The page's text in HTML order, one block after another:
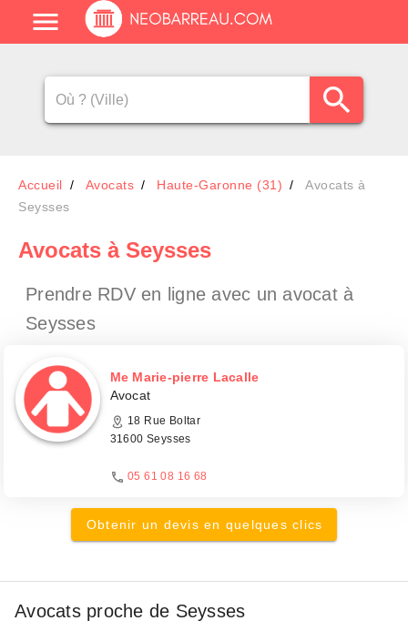
Accueil Avocats Haute-Garonne (31)
Avocats à
Seysses
Avocats à Seysses
Prendre RDV en ligne avec un avocat à
Seysses
Me Marie-pierre Lacalle
Avocat
18 Rue Boltar
31600 Seysses
05 61 08 16 68
Obtenir un devis en quelques clics
Avocats proche de Seysses